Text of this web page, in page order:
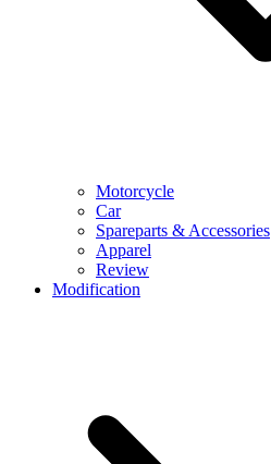
Motorcycle
Car
Spareparts & Accessories
Apparel
Review
Modification